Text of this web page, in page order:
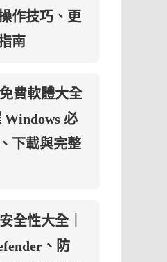
作技巧、更
南
費軟體大全
Windows 必
下載與完整
全性大全｜
、防